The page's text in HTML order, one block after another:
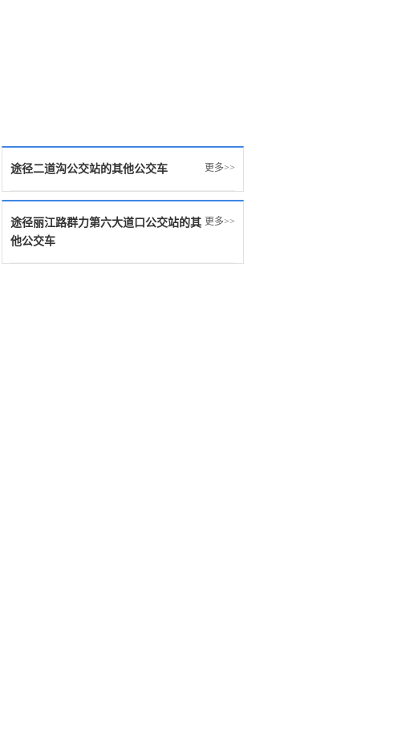
更多>>
途径二道沟公交站的其他公交车
更多>>
途径丽江路群力第六大道口公交站的其
他公交车